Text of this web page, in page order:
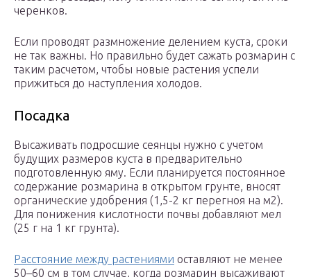
черенков.
Если проводят размножение делением куста, сроки
не так важны. Но правильно будет сажать розмарин с
таким расчетом, чтобы новые растения успели
прижиться до наступления холодов.
Посадка
Высаживать подросшие сеянцы нужно с учетом
будущих размеров куста в предварительно
подготовленную яму. Если планируется постоянное
содержание розмарина в открытом грунте, вносят
органические удобрения (1,5-2 кг перегноя на м2).
Для понижения кислотности почвы добавляют мел
(25 г на 1 кг грунта).
Расстояние между растениями оставляют не менее
50–60 см в том случае, когда розмарин высаживают